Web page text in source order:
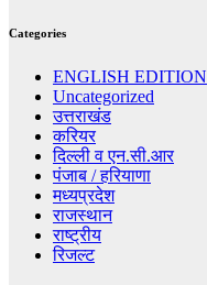
Categories
ENGLISH EDITION
Uncategorized
उत्तराखंड
करियर
दिल्ली व एन.सी.आर
पंजाब / हरियाणा
मध्यप्रदेश
राजस्थान
राष्ट्रीय
रिजल्ट